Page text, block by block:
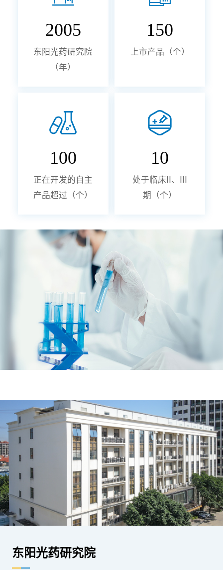
2005
东阳光药研究院
（年）
150
上市产品（个）
100
正在开发的自主
产品超过（个）
10
处于临床II、III
期（个）
东阳光药研究院